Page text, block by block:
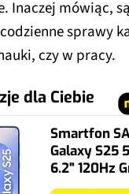
Inaczej mówiąc,
sprawy
czy w pracy.
dla Ciebie
Smartfon
Galaxy S25
6.2" 120Hz